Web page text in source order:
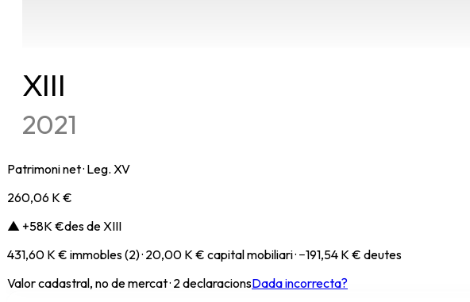
XIII
2021
Patrimoni net· Leg. XV
260,06 K €
▲ +58K €des de XIII
431,60 K € immobles(2)· 20,00 K € capital mobiliari· −191,54 K € deutes
Valor cadastral, no de mercat · 2 declaracionsDada incorrecta?